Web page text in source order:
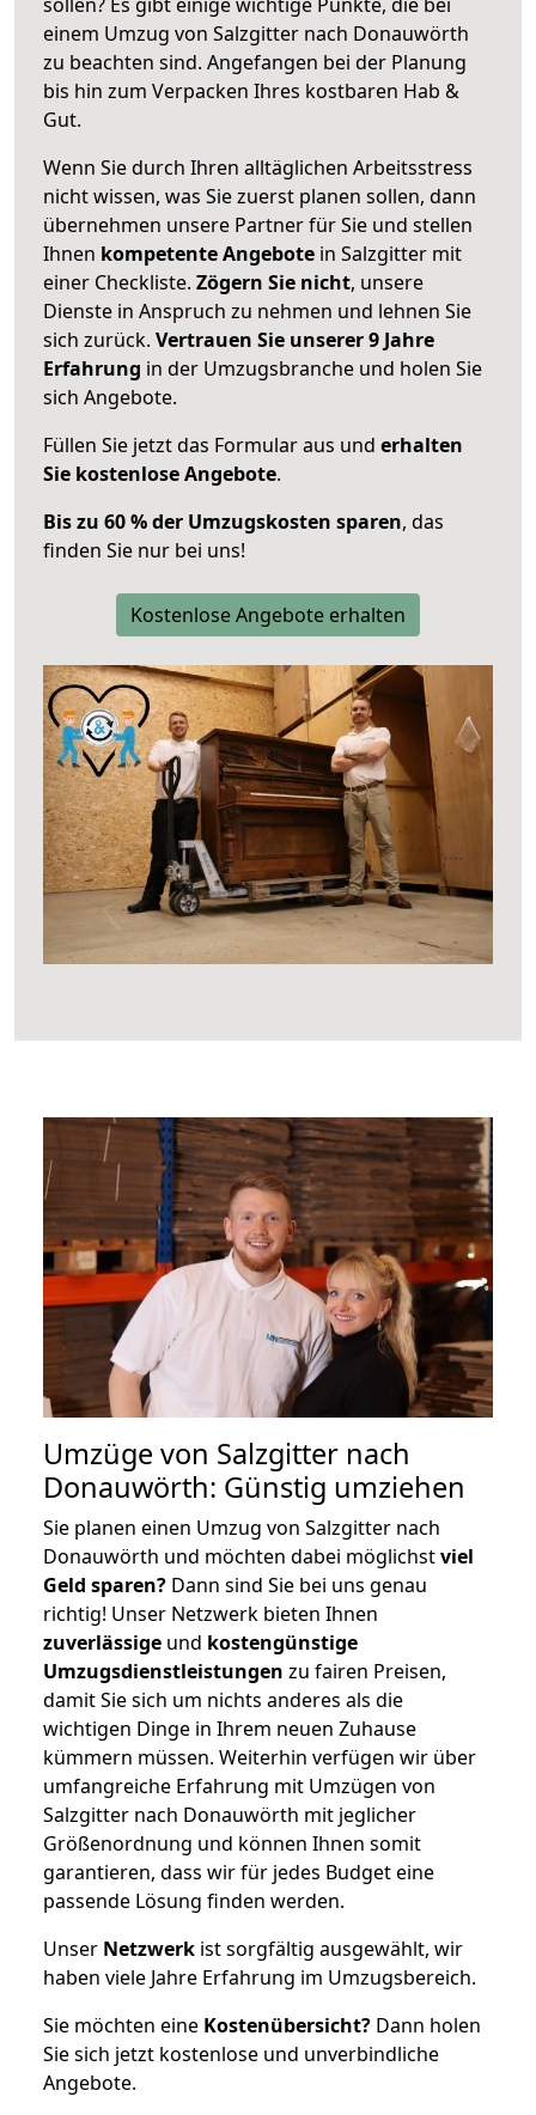
einem Umzug von Salzgitter nach Donauwörth
zu beachten sind. Angefangen bei der Planung
bis hin zum Verpacken Ihres kostbaren Hab &
Gut.
Wenn Sie durch Ihren alltäglichen Arbeitsstress
nicht wissen, was Sie zuerst planen sollen, dann
übernehmen unsere Partner für Sie und stellen
Ihnen kompetente Angebote in Salzgitter mit
einer Checkliste. Zögern Sie nicht, unsere
Dienste in Anspruch zu nehmen und lehnen Sie
sich zurück. Vertrauen Sie unserer 9 Jahre
Erfahrung in der Umzugsbranche und holen Sie
sich Angebote.
Füllen Sie jetzt das Formular aus und erhalten
Sie kostenlose Angebote.
Bis zu 60 % der Umzugskosten sparen, das
finden Sie nur bei uns!
Kostenlose Angebote erhalten
Umzüge von Salzgitter nach
Donauwörth: Günstig umziehen
Sie planen einen Umzug von Salzgitter nach
Donauwörth und möchten dabei möglichstviel
Geld sparen? Dann sind Sie bei uns genau
richtig! Unser Netzwerk bieten Ihnen
zuverlässige und kostengünstige
Umzugsdienstleistungen zu fairen Preisen,
damit Sie sich um nichts anderes als die
wichtigen Dinge in Ihrem neuen Zuhause
kümmern müssen. Weiterhin verfügen wir über
umfangreiche Erfahrung mit Umzügen von
Salzgitter nach Donauwörth mit jeglicher
Größenordnung und können Ihnen somit
garantieren, dass wir für jedes Budget eine
passende Lösung finden werden.
Unser Netzwerk ist sorgfältig ausgewählt, wir
haben viele Jahre Erfahrung im Umzugsbereich.
Sie möchten eine Kostenübersicht? Dann holen
Sie sich jetzt kostenlose und unverbindliche
Angebote.